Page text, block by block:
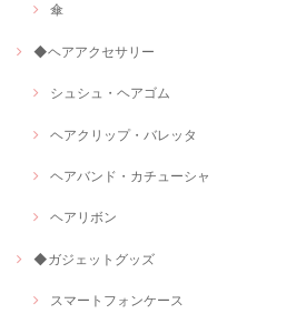
傘
◆ヘアアクセサリー
シュシュ・ヘアゴム
ヘアクリップ・バレッタ
ヘアバンド・カチューシャ
ヘアリボン
◆ガジェットグッズ
スマートフォンケース